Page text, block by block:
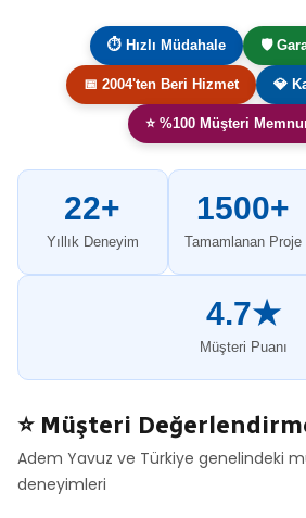
⏱ Hızlı Müdahale 🛡️
📅 2004'ten Beri Hizmet 💎
⭐ %100 Müşteri
22+
Yıllık Deneyim
1500+
Tamamlanan Proje
4.7★
Müşteri Puanı
⭐ Müşteri
Adem Yavuz ve Türkiye genelindeki
deneyimleri